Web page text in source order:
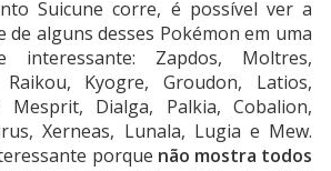
Suicune corre, é possível ver a
alguns desses Pokémon em uma
interessante: Zapdos, Moltres,
Kyogre, Groudon, Latios,
Mesprit, Dialga, Palkia, Cobalion,
Xerneas, Lunala, Lugia e Mew.
porque não mostra todos